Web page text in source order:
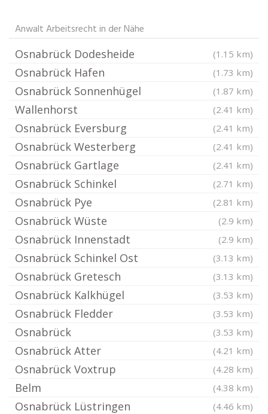
Anwalt Arbeitsrecht in der Nähe
Osnabrück Dodesheide (1.15 km)
Osnabrück Hafen (1.73 km)
Osnabrück Sonnenhügel (1.87 km)
Wallenhorst (2.41 km)
Osnabrück Eversburg (2.41 km)
Osnabrück Westerberg (2.41 km)
Osnabrück Gartlage (2.41 km)
Osnabrück Schinkel (2.71 km)
Osnabrück Pye (2.81 km)
Osnabrück Wüste (2.9 km)
Osnabrück Innenstadt (2.9 km)
Osnabrück Schinkel Ost (3.13 km)
Osnabrück Gretesch (3.13 km)
Osnabrück Kalkhügel (3.53 km)
Osnabrück Fledder (3.53 km)
Osnabrück (3.53 km)
Osnabrück Atter (4.21 km)
Osnabrück Voxtrup (4.28 km)
Belm (4.38 km)
Osnabrück Lüstringen (4.46 km)